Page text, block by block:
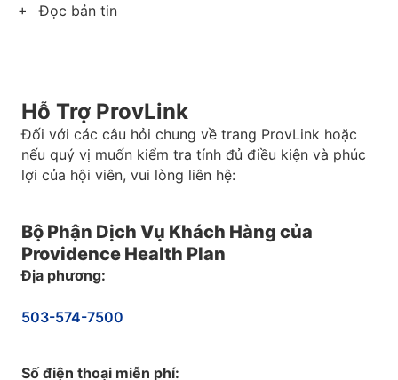
Đọc bản tin
Hỗ Trợ ProvLink
Đối với các câu hỏi chung về trang ProvLink hoặc
nếu quý vị muốn kiểm tra tính đủ điều kiện và phúc
lợi của hội viên, vui lòng liên hệ:
Bộ Phận Dịch Vụ Khách Hàng của
Providence Health Plan
Địa phương:
503-574-7500
Số điện thoại miễn phí: